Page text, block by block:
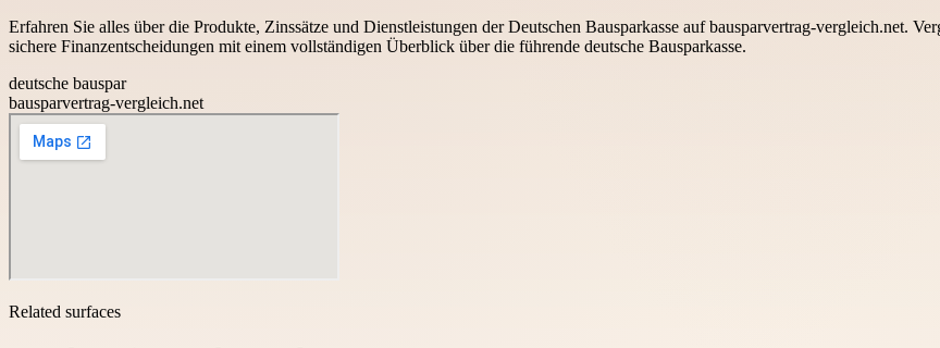
Erfahren Sie alles über die Produkte, Zinssätze und Dienstleistungen der Deutschen Bausparkasse auf bausparvertrag-vergleich.net.
sichere Finanzentscheidungen mit einem vollständigen Überblick über die führende deutsche Bausparkasse.
deutsche bauspar
bausparvertrag-vergleich.net
Related surfaces